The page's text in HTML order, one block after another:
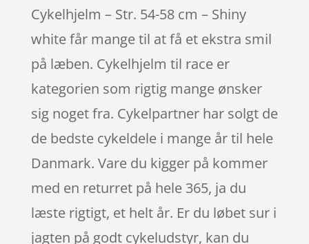
Cykelhjelm – Str. 54-58 cm – Shiny
white får mange til at få et ekstra smil
på læben. Cykelhjelm til race er
kategorien som rigtig mange ønsker
sig noget fra. Cykelpartner har solgt de
de bedste cykeldele i mange år til hele
Danmark. Vare du kigger på kommer
med en returret på hele 365, ja du
læste rigtigt, et helt år. Er du løbet sur i
jagten på godt cykeludstyr, kan du